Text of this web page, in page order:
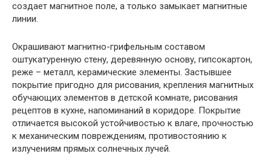
создает магнитное поле, а только замыкает магнитные
линии.
Окрашивают магнитно-грифельным составом
оштукатуренную стену, деревянную основу, гипсокартон,
реже – металл, керамические элементы. Застывшее
покрытие пригодно для рисования, крепления магнитных
обучающих элементов в детской комнате, рисования
рецептов в кухне, напоминаний в коридоре. Покрытие
отличается высокой устойчивостью к влаге, прочностью
к механическим повреждениям, противостоянию к
излучениям прямых солнечных лучей.